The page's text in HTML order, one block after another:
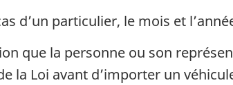
d’un particulier, le mois et
que la personne ou son
la Loi avant d’importer un